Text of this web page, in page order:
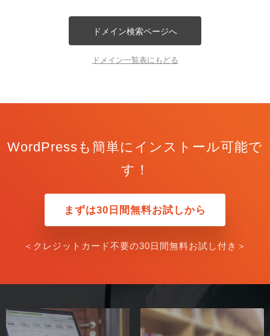
ドメイン検索ページへ
ドメイン一覧表にもどる
WordPressも簡単にインストール可能で
す！
まずは30日間無料お試しから
＜クレジットカード不要の30日間無料お試し付き＞